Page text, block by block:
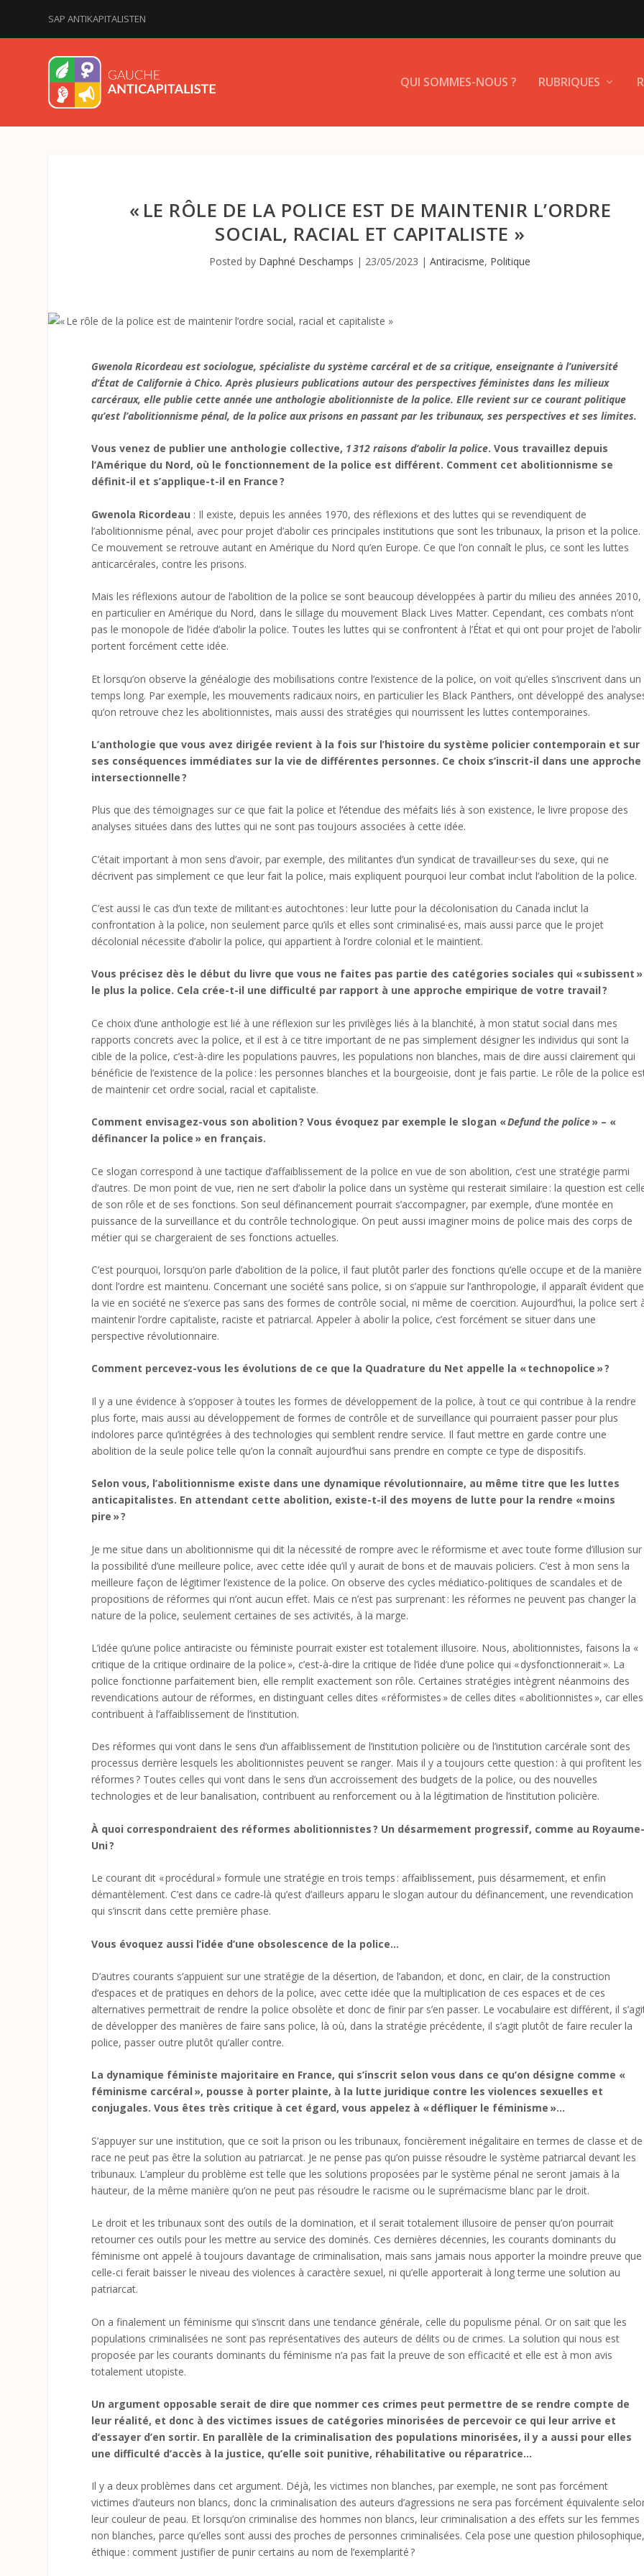
SAP ANTIKAPITALISTEN
QUI SOMMES-NOUS ? RUBRIQUES
« LE RÔLE DE LA POLICE EST DE MAINTENIR L’ORDRE
SOCIAL, RACIAL ET CAPITALISTE »
Posted by Daphné Deschamps | 23/05/2023 |Antiracisme, Politique
Gwenola Ricordeau est sociologue, spécialiste du système carcéral et de sa critique, enseignante à l’université
d’État de Californie à Chico. Après plusieurs publications autour des perspectives féministes dans les milieux
carcéraux, elle publie cette année une anthologie abolitionniste de la police. Elle revient sur ce courant politique
qu’est l’abolitionnisme pénal, de la police aux prisons en passant par les tribunaux, ses perspectives et ses limites.
Vous venez de publier une anthologie collective, 1 312 raisons d’abolir la police. Vous travaillez depuis
l’Amérique du Nord, où le fonctionnement de la police est différent. Comment cet abolitionnisme se
définit-il et s’applique-t-il en France ?
Gwenola Ricordeau : Il existe, depuis les années 1970, des réflexions et des luttes qui se revendiquent de
l’abolitionnisme pénal, avec pour projet d’abolir ces principales institutions que sont les tribunaux, la prison et la police.
Ce mouvement se retrouve autant en Amérique du Nord qu’en Europe. Ce que l’on connaît le plus, ce sont les luttes
anticarcérales, contre les prisons.
Mais les réflexions autour de l’abolition de la police se sont beaucoup développées à partir du milieu des années 2010,
en particulier en Amérique du Nord, dans le sillage du mouvement Black Lives Matter. Cependant, ces combats n’ont
pas le monopole de l’idée d’abolir la police. Toutes les luttes qui se confrontent à l’État et qui ont pour projet de l’abolir
portent forcément cette idée.
Et lorsqu’on observe la généalogie des mobilisations contre l’existence de la police, on voit qu’elles s’inscrivent dans un
temps long. Par exemple, les mouvements radicaux noirs, en particulier les Black Panthers, ont développé des
qu’on retrouve chez les abolitionnistes, mais aussi des stratégies qui nourrissent les luttes contemporaines.
L’anthologie que vous avez dirigée revient à la fois sur l’histoire du système policier contemporain et sur
ses conséquences immédiates sur la vie de différentes personnes. Ce choix s’inscrit-il dans une approche
intersectionnelle ?
Plus que des témoignages sur ce que fait la police et l’étendue des méfaits liés à son existence, le livre propose des
analyses situées dans des luttes qui ne sont pas toujours associées à cette idée.
C’était important à mon sens d’avoir, par exemple, des militantes d’un syndicat de travailleur·ses du sexe, qui ne
décrivent pas simplement ce que leur fait la police, mais expliquent pourquoi leur combat inclut l’abolition de la police.
C’est aussi le cas d’un texte de militant·es autochtones : leur lutte pour la décolonisation du Canada inclut la
confrontation à la police, non seulement parce qu’ils et elles sont criminalisé·es, mais aussi parce que le projet
décolonial nécessite d’abolir la police, qui appartient à l’ordre colonial et le maintient.
Vous précisez dès le début du livre que vous ne faites pas partie des catégories sociales qui « subissent »
le plus la police. Cela crée-t-il une difficulté par rapport à une approche empirique de votre travail ?
Ce choix d’une anthologie est lié à une réflexion sur les privilèges liés à la blanchité, à mon statut social dans mes
rapports concrets avec la police, et il est à ce titre important de ne pas simplement désigner les individus qui sont la
cible de la police, c’est-à-dire les populations pauvres, les populations non blanches, mais de dire aussi clairement qui
bénéficie de l’existence de la police : les personnes blanches et la bourgeoisie, dont je fais partie. Le rôle de la police
de maintenir cet ordre social, racial et capitaliste.
Comment envisagez-vous son abolition ? Vous évoquez par exemple le slogan «Defund the police» – «
définancer la police » en français.
Ce slogan correspond à une tactique d’affaiblissement de la police en vue de son abolition, c’est une stratégie parmi
d’autres. De mon point de vue, rien ne sert d’abolir la police dans un système qui resterait similaire : la question est
de son rôle et de ses fonctions. Son seul définancement pourrait s’accompagner, par exemple, d’une montée en
puissance de la surveillance et du contrôle technologique. On peut aussi imaginer moins de police mais des corps de
métier qui se chargeraient de ses fonctions actuelles.
C’est pourquoi, lorsqu’on parle d’abolition de la police, il faut plutôt parler des fonctions qu’elle occupe et de la manière
dont l’ordre est maintenu. Concernant une société sans police, si on s’appuie sur l’anthropologie, il apparaît évident que
la vie en société ne s’exerce pas sans des formes de contrôle social, ni même de coercition. Aujourd’hui, la police sert
maintenir l’ordre capitaliste, raciste et patriarcal. Appeler à abolir la police, c’est forcément se situer dans une
perspective révolutionnaire.
Comment percevez-vous les évolutions de ce que la Quadrature du Net appelle la « technopolice » ?
Il y a une évidence à s’opposer à toutes les formes de développement de la police, à tout ce qui contribue à la rendre
plus forte, mais aussi au développement de formes de contrôle et de surveillance qui pourraient passer pour plus
indolores parce qu’intégrées à des technologies qui semblent rendre service. Il faut mettre en garde contre une
abolition de la seule police telle qu’on la connaît aujourd’hui sans prendre en compte ce type de dispositifs.
Selon vous, l’abolitionnisme existe dans une dynamique révolutionnaire, au même titre que les luttes
anticapitalistes. En attendant cette abolition, existe-t-il des moyens de lutte pour la rendre « moins
pire » ?
Je me situe dans un abolitionnisme qui dit la nécessité de rompre avec le réformisme et avec toute forme d’illusion sur
la possibilité d’une meilleure police, avec cette idée qu’il y aurait de bons et de mauvais policiers. C’est à mon sens la
meilleure façon de légitimer l’existence de la police. On observe des cycles médiatico-politiques de scandales et de
propositions de réformes qui n’ont aucun effet. Mais ce n’est pas surprenant : les réformes ne peuvent pas changer la
nature de la police, seulement certaines de ses activités, à la marge.
L’idée qu’une police antiraciste ou féministe pourrait exister est totalement illusoire. Nous, abolitionnistes, faisons la «
critique de la critique ordinaire de la police », c’est-à-dire la critique de l’idée d’une police qui « dysfonctionnerait ». La
police fonctionne parfaitement bien, elle remplit exactement son rôle. Certaines stratégies intègrent néanmoins des
revendications autour de réformes, en distinguant celles dites « réformistes » de celles dites « abolitionnistes », car elles
contribuent à l’affaiblissement de l’institution.
Des réformes qui vont dans le sens d’un affaiblissement de l’institution policière ou de l’institution carcérale sont des
processus derrière lesquels les abolitionnistes peuvent se ranger. Mais il y a toujours cette question : à qui profitent les
réformes ? Toutes celles qui vont dans le sens d’un accroissement des budgets de la police, ou des nouvelles
technologies et de leur banalisation, contribuent au renforcement ou à la légitimation de l’institution policière.
À quoi correspondraient des réformes abolitionnistes ? Un désarmement progressif, comme au
Uni ?
Le courant dit « procédural » formule une stratégie en trois temps : affaiblissement, puis désarmement, et enfin
démantèlement. C’est dans ce cadre-là qu’est d’ailleurs apparu le slogan autour du définancement, une revendication
qui s’inscrit dans cette première phase.
Vous évoquez aussi l’idée d’une obsolescence de la police…
D’autres courants s’appuient sur une stratégie de la désertion, de l’abandon, et donc, en clair, de la construction
d’espaces et de pratiques en dehors de la police, avec cette idée que la multiplication de ces espaces et de ces
alternatives permettrait de rendre la police obsolète et donc de finir par s’en passer. Le vocabulaire est différent, il
de développer des manières de faire sans police, là où, dans la stratégie précédente, il s’agit plutôt de faire reculer la
police, passer outre plutôt qu’aller contre.
La dynamique féministe majoritaire en France, qui s’inscrit selon vous dans ce qu’on désigne comme «
féminisme carcéral », pousse à porter plainte, à la lutte juridique contre les violences sexuelles et
conjugales. Vous êtes très critique à cet égard, vous appelez à « défliquer le féminisme »…
S’appuyer sur une institution, que ce soit la prison ou les tribunaux, foncièrement inégalitaire en termes de classe et de
race ne peut pas être la solution au patriarcat. Je ne pense pas qu’on puisse résoudre le système patriarcal devant les
tribunaux. L’ampleur du problème est telle que les solutions proposées par le système pénal ne seront jamais à la
hauteur, de la même manière qu’on ne peut pas résoudre le racisme ou le suprémacisme blanc par le droit.
Le droit et les tribunaux sont des outils de la domination, et il serait totalement illusoire de penser qu’on pourrait
retourner ces outils pour les mettre au service des dominés. Ces dernières décennies, les courants dominants du
féminisme ont appelé à toujours davantage de criminalisation, mais sans jamais nous apporter la moindre preuve que
celle-ci ferait baisser le niveau des violences à caractère sexuel, ni qu’elle apporterait à long terme une solution au
patriarcat.
On a finalement un féminisme qui s’inscrit dans une tendance générale, celle du populisme pénal. Or on sait que les
populations criminalisées ne sont pas représentatives des auteurs de délits ou de crimes. La solution qui nous est
proposée par les courants dominants du féminisme n’a pas fait la preuve de son efficacité et elle est à mon avis
totalement utopiste.
Un argument opposable serait de dire que nommer ces crimes peut permettre de se rendre compte de
leur réalité, et donc à des victimes issues de catégories minorisées de percevoir ce qui leur arrive et
d’essayer d’en sortir. En parallèle de la criminalisation des populations minorisées, il y a aussi pour elles
une difficulté d’accès à la justice, qu’elle soit punitive, réhabilitative ou réparatrice…
Il y a deux problèmes dans cet argument. Déjà, les victimes non blanches, par exemple, ne sont pas forcément
victimes d’auteurs non blancs, donc la criminalisation des auteurs d’agressions ne sera pas forcément équivalente
leur couleur de peau. Et lorsqu’on criminalise des hommes non blancs, leur criminalisation a des effets sur les femmes
non blanches, parce qu’elles sont aussi des proches de personnes criminalisées. Cela pose une question
éthique : comment justifier de punir certains au nom de l’exemplarité ?